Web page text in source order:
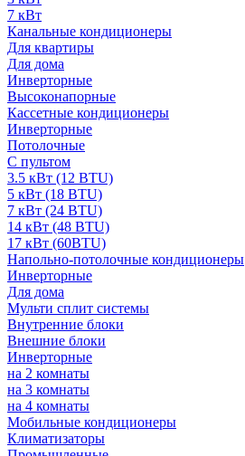
7 кВт
Канальные кондиционеры
Для квартиры
Для дома
Инверторные
Высоконапорные
Кассетные кондиционеры
Инверторные
Потолочные
С пультом
3.5 кВт (12 BTU)
5 кВт (18 BTU)
7 кВт (24 BTU)
14 кВт (48 BTU)
17 кВт (60BTU)
Напольно-потолочные кондиционеры
Инверторные
Для дома
Мульти сплит системы
Внутренние блоки
Внешние блоки
Инверторные
на 2 комнаты
на 3 комнаты
на 4 комнаты
Мобильные кондиционеры
Климатизаторы